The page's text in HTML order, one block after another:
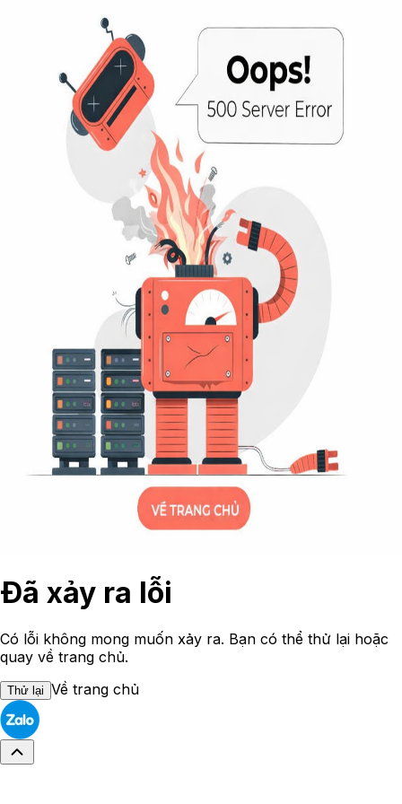
Đã xảy ra lỗi
Có lỗi không mong muốn xảy ra. Bạn có thể thử lại hoặc
quay về trang chủ.
Thử lại Về trang chủ